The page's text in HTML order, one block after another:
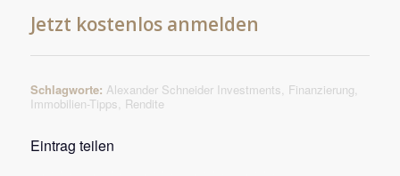
Jetzt kostenlos anmelden
Schlagworte: Alexander Schneider Investments, Finanzierung,
Immobilien-Tipps, Rendite
Eintrag teilen